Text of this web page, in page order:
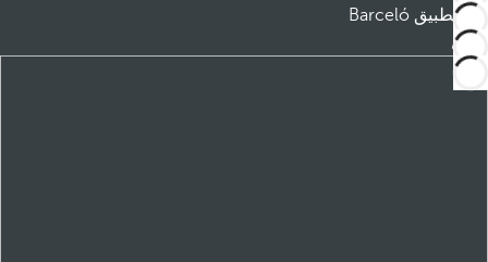
تطبيق Barceló
تنزيل